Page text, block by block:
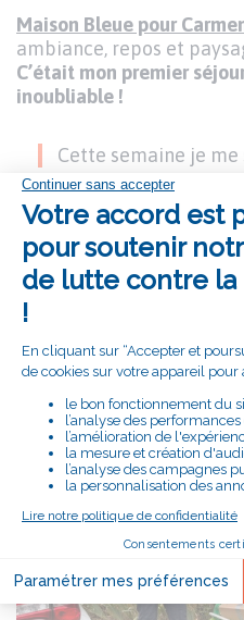
Maison Bleue pour
ambiance, repos et
C’était mon premier
inoubliable !
Cette semaine je me
il y avait beaucoup de
permis de me rapprocher
faire connaissance avec
j’ai trouvé beaucoup de
d’amitié. Nous avons vu
costumes.
immense plaisir !
TITRE
DU
PARAGRAPHE
DIAPORAMA
Image